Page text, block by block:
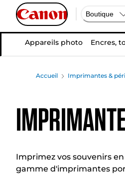
Boutique
Appareils photo Encres,
Accueil Imprimantes &
Imprimez vos souvenirs
gamme d'imprimantes